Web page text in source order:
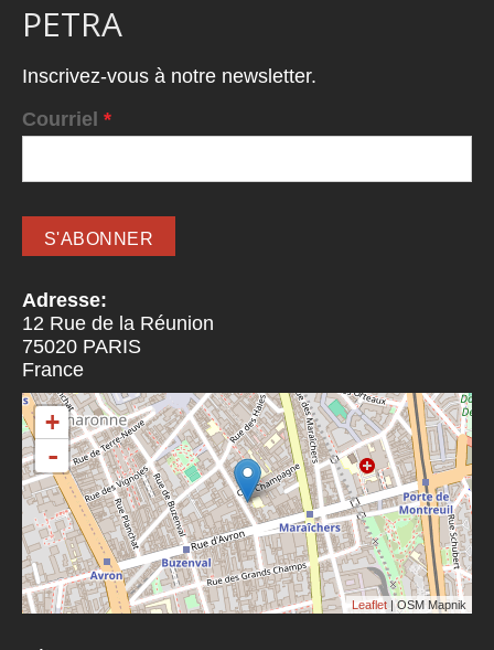
PETRA
Inscrivez-vous à notre newsletter.
Courriel *
Adresse:
12 Rue de la Réunion
75020 PARIS
France
+
-
Leaflet | OSM Mapnik